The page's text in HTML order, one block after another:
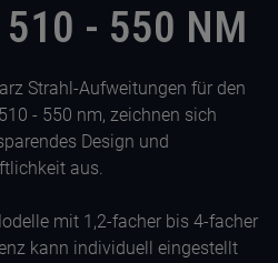
510 - 550 NM
Strahl-Aufweitungen für den
- 550 nm, zeichnen sich
Design und
aus.
mit 1,2-facher bis 4-facher
kann individuell eingestellt